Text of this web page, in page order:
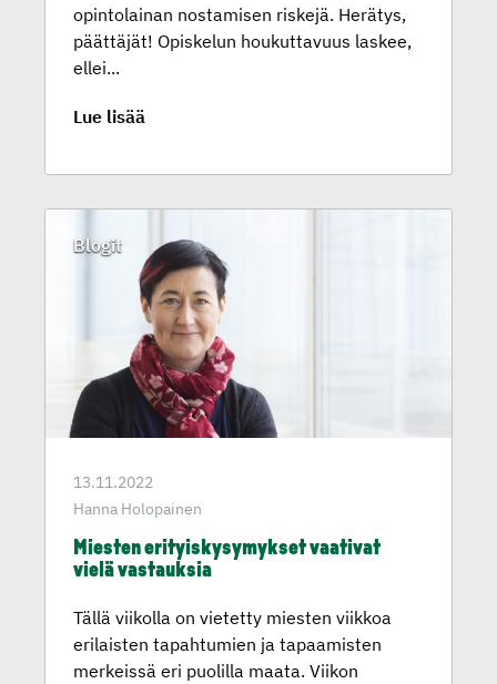
opintolainan nostamisen riskejä. Herätys,
päättäjät! Opiskelun houkuttavuus laskee,
ellei...
Lue lisää
13.11.2022
Hanna Holopainen
Miesten erityis­ky­sy­mykset vaativat
vielä vastauksia
Tällä viikolla on vietetty miesten viikkoa
erilaisten tapahtumien ja tapaamisten
merkeissä eri puolilla maata. Viikon
Blogit